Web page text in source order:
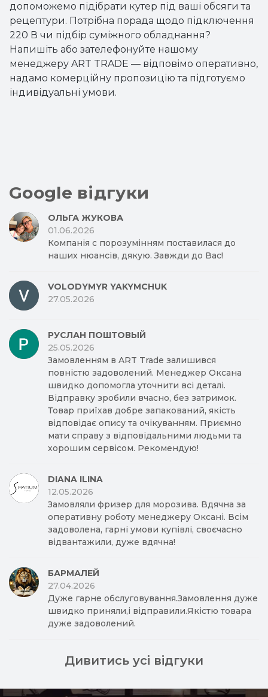
допоможемо підібрати кутер під ваші обсяги та
рецептури. Потрібна порада щодо підключення
220 В чи підбір суміжного обладнання?
Напишіть або зателефонуйте нашому
менеджеру ART TRADE — відповімо оперативно,
надамо комерційну пропозицію та підготуємо
індивідуальні умови.
Google відгуки
ОЛЬГА ЖУКОВА
01.06.2026
Компанія с порозумінням поставилася до
наших нюансів, дякую. Завжди до Вас!
VOLODYMYR YAKYMCHUK
27.05.2026
РУСЛАН ПОШТОВЫЙ
25.05.2026
Замовленням в ART Trade залишився
повністю задоволений. Менеджер Оксана
швидко допомогла уточнити всі деталі.
Відправку зробили вчасно, без затримок.
Товар приїхав добре запакований, якість
відповідає опису та очікуванням. Приємно
мати справу з відповідальними людьми та
хорошим сервісом. Рекомендую!
DIANA ILINA
12.05.2026
Замовляли фризер для морозива. Вдячна за
оперативну роботу менеджеру Оксані. Всім
задоволена, гарні умови купівлі, своєчасно
відвантажили, дуже вдячна!
БАРМАЛЕЙ
27.04.2026
Дуже гарне обслуговування.Замовлення дуже
швидко приняли,і відправили.Якістю товара
дуже задоволений.
Дивитись усі відгуки